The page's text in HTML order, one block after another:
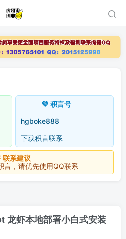
💚 积言号
hgboke888
下载积言联系
联系建议
请优先使用QQ联系
龙虾本地部署小白式安装